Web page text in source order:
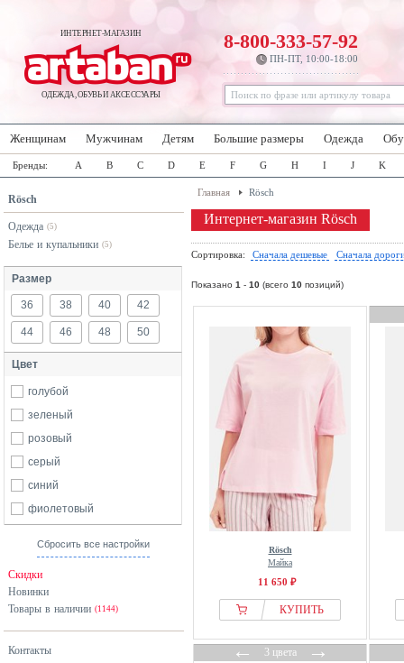
ИНТЕРНЕТ-МАГАЗИН
ОДЕЖДА, ОБУВЬ И АКСЕССУАРЫ
8-800-333-57-92
ПН-ПТ, 10:00-18:00
Женщинам Мужчинам Детям Большие размеры Одежда
Бренды: A B C D E F G H I J K
Rösch
Одежда (5)
Белье и купальники (5)
Размер
36 38 40 42
44 46 48 50
Цвет
голубой
зеленый
розовый
серый
синий
фиолетовый
Сбросить все настройки
Скидки
Новинки
Товары в наличии (1144)
Контакты
Главная Rösch
Интернет-магазин Rösch
Сортировка: Сначала дешевые Сначала
Показано 1 - 10 (всего 10 позиций)
Rösch
Майка
11 650 ₽
КУПИТЬ
←3 цвета→